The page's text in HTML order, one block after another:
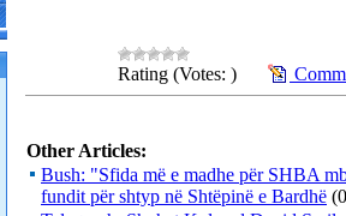
Rating (Votes: )
Other Articles:
Bush: "Sfida më e madhe për SHBA
fundit për shtyp në Shtëpinë e Bardhë